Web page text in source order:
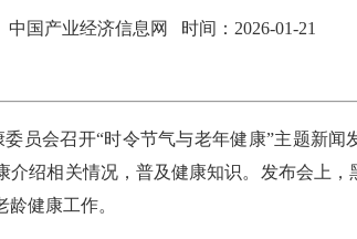
中国产业经济信息网 时间：2026-01-21
会召开“时令节气与老年健康”主题新闻
介绍相关情况，普及健康知识。发布会上
健康工作。